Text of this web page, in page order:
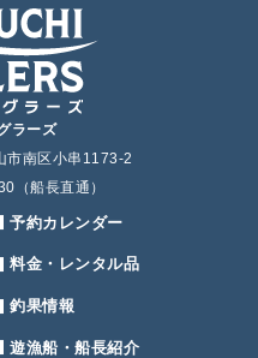
ラーズ
市南区小串1173-2
（船長直通）
予約カレンダー
料金・レンタル品
釣果情報
遊漁船・船長紹介